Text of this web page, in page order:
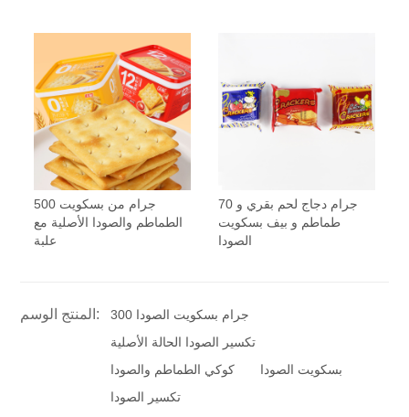
500 جرام من بسكويت
الطماطم والصودا الأصلية مع
علبة
70 جرام دجاج لحم بقري و
طماطم و بيف بسكويت
الصودا
المنتج الوسم:
300 جرام بسكويت الصودا
تكسير الصودا الحالة الأصلية
كوكي الطماطم والصودا
بسكويت الصودا
تكسير الصودا